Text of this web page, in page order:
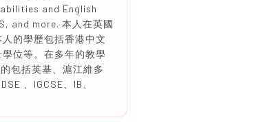
and English
and more. 本人在英國
的學歷包括香港中文
位等。在多年的教學
包括英基、滬江維多
、IGCSE、IB、